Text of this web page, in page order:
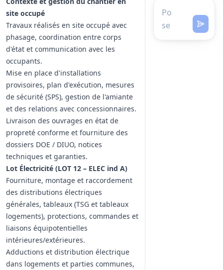
site occupé
Travaux réalisés en site occupé avec
phasage, coordination entre corps
d'état et communication avec les
occupants.
Mise en place d'installations
provisoires, plan d'exécution, mesures
de sécurité (SPS), gestion de l'amiante
et des relations avec concessionnaires.
Livraison des ouvrages en état de
propreté conforme et fourniture des
dossiers DOE / DIUO, notices
techniques et garanties.
Lot Électricité (LOT 12 – ELEC ind A)
Fourniture, montage et raccordement
des distributions électriques
générales, tableaux (TSG et tableaux
logements), protections, commandes et
liaisons équipotentielles
intérieures/extérieures.
Adductions et distribution électrique
dans logements et parties communes,